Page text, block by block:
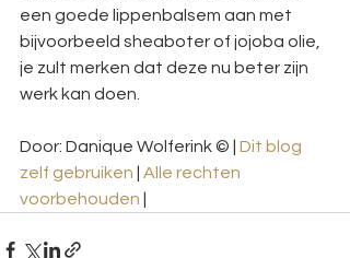
een goede lippenbalsem aan met
bijvoorbeeld sheaboter of jojoba olie,
je zult merken dat deze nu beter zijn
werk kan doen.
Door: Danique Wolferink © | Dit blog
zelf gebruiken
Alle rechten
voorbehouden